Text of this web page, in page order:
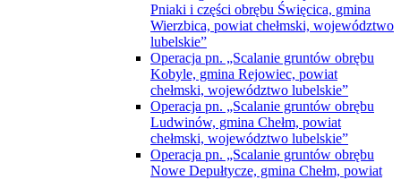
Pniaki i części obrębu Święcica, gmina
Wierzbica, powiat chełmski, województwo
lubelskie”
Operacja pn. „Scalanie gruntów obrębu
Kobyle, gmina Rejowiec, powiat
chełmski, województwo lubelskie”
Operacja pn. „Scalanie gruntów obrębu
Ludwinów, gmina Chełm, powiat
chełmski, województwo lubelskie”
Operacja pn. „Scalanie gruntów obrębu
Nowe Depułtycze, gmina Chełm, powiat